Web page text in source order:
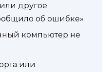
другое
об ошибке»
компьютер не
или